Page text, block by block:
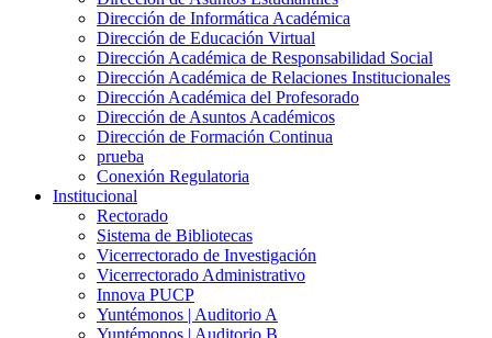
Dirección de Informática Académica
Dirección de Educación Virtual
Dirección Académica de Responsabilidad Social
Dirección Académica de Relaciones Institucionales
Dirección Académica del Profesorado
Dirección de Asuntos Académicos
Dirección de Formación Continua
prueba
Conexión Regulatoria
Institucional
Rectorado
Sistema de Bibliotecas
Vicerrectorado de Investigación
Vicerrectorado Administrativo
Innova PUCP
Yuntémonos | Auditorio A
Yuntémonos | Auditorio B